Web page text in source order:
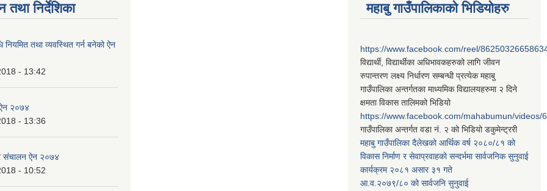
निर्देशिका
नियमित तथा व्यवस्थित गर्न बनेको ऐन
- 13:42
ऐन २०७४
- 13:36
संचालन ऐन २०७४
- 10:52
महाबु गाउँपालिकाको भिडियोहरु
https://www.facebook.com/reel/
विद्यार्थी, विद्यार्थीका अधिभावकहरुको लागि जीवन
रुपान्तरण लक्ष्य निर्धारण सम्बन्धी प्रत्येक महाबु
गाउँपालिका अन्तर्गतका माध्यमिक विद्यालयहरुमा २ दिने
क्षमता विकास तालिमको भिडियो
https://www.facebook.com/mahabumun/videos/
गाउँपालिका अन्तर्गत वडा नं. २ को भिडियो डकुमेन्ट्ररी
महाबु गाउँपालिका दैलेखको आर्थिक वर्ष २०८०/८१ को
विकास निर्माण र सेवाप्रवाहको सन्दर्भमा सार्वजनिक सुनुवाई
कार्यक्रम २०८१ असार ३१ गते
आ.व.२०७९/८० को सार्वजनि सुनुवाई